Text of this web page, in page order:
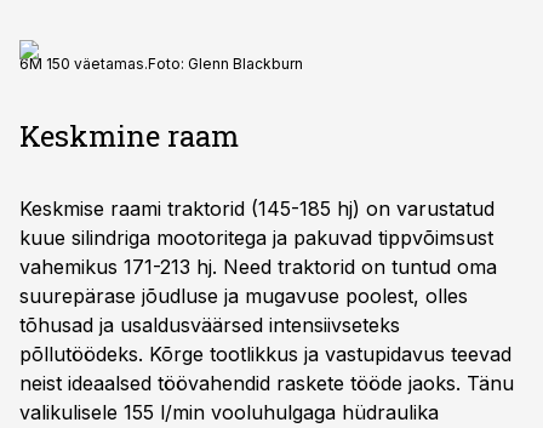
6M 150 väetamas.Foto: Glenn Blackburn
Keskmine raam
Keskmise raami traktorid (145-185 hj) on varustatud
kuue silindriga mootoritega ja pakuvad tippvõimsust
vahemikus 171-213 hj. Need traktorid on tuntud oma
suurepärase jõudluse ja mugavuse poolest, olles
tõhusad ja usaldusväärsed intensiivseteks
põllutöödeks. Kõrge tootlikkus ja vastupidavus teevad
neist ideaalsed töövahendid raskete tööde jaoks. Tänu
valikulisele 155 l/min vooluhulgaga hüdraulika